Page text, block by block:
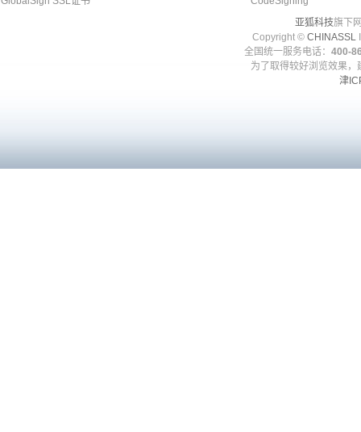
亚狐科技旗下
Copyright © CHINASSL
全国统一服务电话： 400-
为了取得较好浏览效果
津